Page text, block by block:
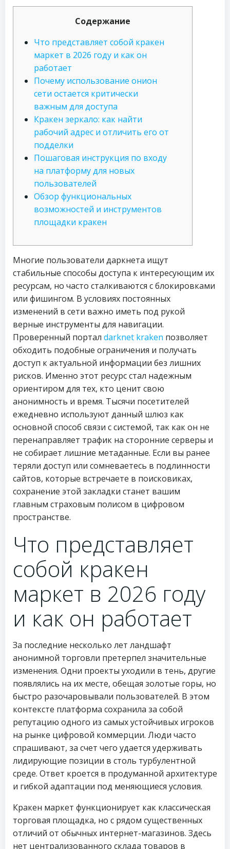
Содержание
Что представляет собой кракен
маркет в 2026 году и как он
работает
Почему использование онион
сети остается критически
важным для доступа
Кракен зеркало: как найти
рабочий адрес и отличить его от
подделки
Пошаговая инструкция по входу
на платформу для новых
пользователей
Обзор функциональных
возможностей и инструментов
площадки кракен
Многие пользователи даркнета ищут
стабильные способы доступа к интересующим их
ресурсам, но часто сталкиваются с блокировками
или фишингом. В условиях постоянных
изменений в сети важно иметь под рукой
верные инструменты для навигации.
Проверенный портал darknet kraken позволяет
обходить подобные ограничения и получать
доступ к актуальной информации без лишних
рисков. Именно этот ресурс стал надежным
ориентиром для тех, кто ценит свою
анонимность и время. Тысячи посетителей
ежедневно используют данный шлюз как
основной способ связи с системой, так как он не
перенаправляет трафик на сторонние серверы и
не собирает лишние метаданные. Если вы ранее
теряли доступ или сомневаетесь в подлинности
сайтов, которые встречаете в поисковиках,
сохранение этой закладки станет вашим
главным страховым полисом в цифровом
пространстве.
Что представляет
собой кракен
маркет в 2026 году
и как он работает
За последние несколько лет ландшафт
анонимной торговли претерпел значительные
изменения. Одни проекты уходили в тень, другие
появлялись на их месте, обещая золотые горы, но
быстро разочаровывали пользователей. В этом
контексте платформа сохранила за собой
репутацию одного из самых устойчивых игроков
на рынке цифровой коммерции. Люди часто
спрашивают, за счет чего удается удерживать
лидирующие позиции в столь турбулентной
среде. Ответ кроется в продуманной архитектуре
и гибкой адаптации под меняющиеся условия.
Кракен маркет функционирует как классическая
торговая площадка, но с рядом существенных
отличий от обычных интернет-магазинов. Здесь
нет централизованного склада товаров в